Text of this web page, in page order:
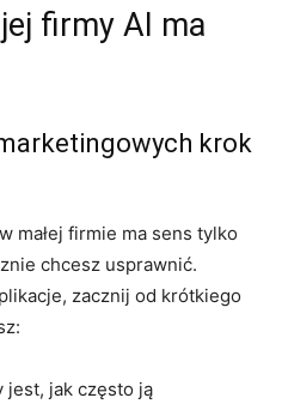
firmy AI ma
krok
małej firmie ma sens tylko
chcesz usprawnić.
zacznij od krótkiego
jest, jak często ją